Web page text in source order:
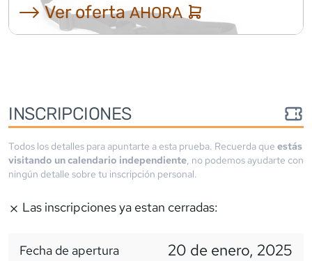
⟶ Ver ofertaAHORA
INSCRIPCIONES
Todos los detalles para apuntarte a esta prueba. Recuerda que estás
visitando un calendario independiente, no podemos ayudarte con
ningún detalle sobre tu inscripción personal.
Las inscripciones ya estan cerradas:
Fecha de apertura 20 de enero, 2025